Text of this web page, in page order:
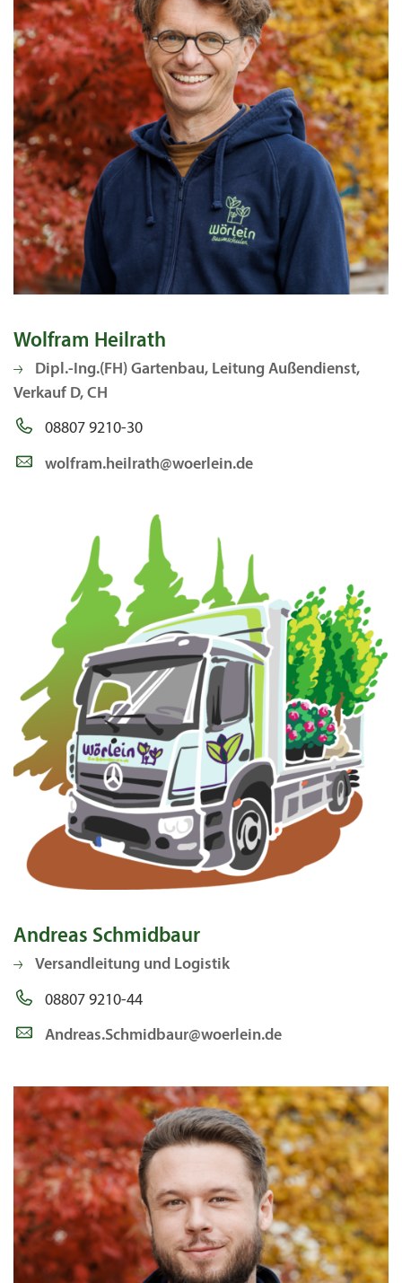
Wolfram Heilrath
Dipl.-Ing.(FH) Gartenbau, Leitung Außendienst,
Verkauf D, CH
08807 9210-30
wolfram.heilrath@woerlein.de
Andreas Schmidbaur
Versandleitung und Logistik
08807 9210-44
Andreas.Schmidbaur@woerlein.de